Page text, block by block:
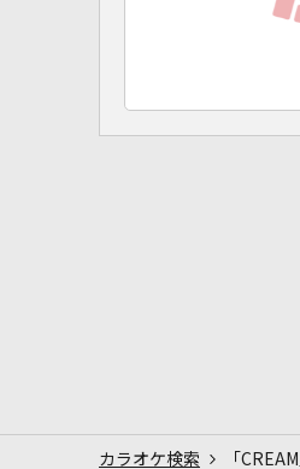
カラオケ検索 「